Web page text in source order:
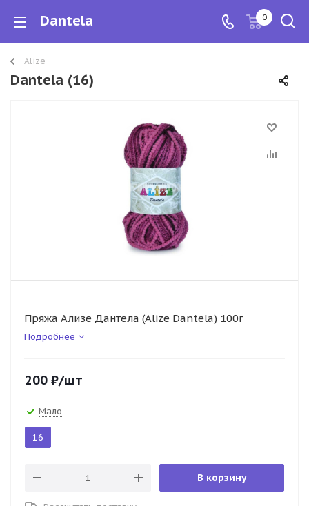
Dantela 0
Alize
Dantela (16)
Пряжа Ализе Дантела (Alize Dantela) 100г
Подробнее
200 ₽/шт
Мало
16
В корзину